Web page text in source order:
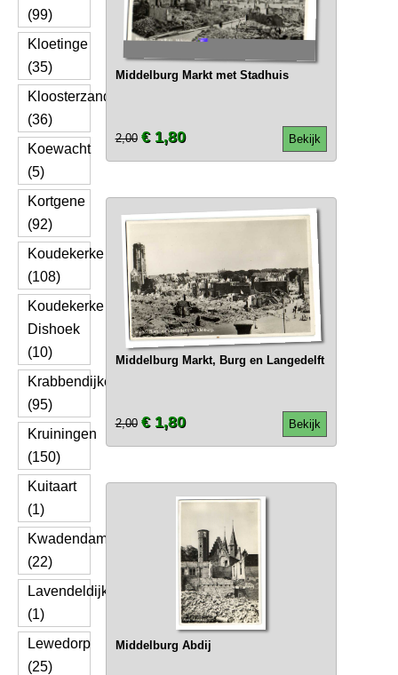
(99)
Kloetinge
(35)
Kloosterzande
(36)
Koewacht
(5)
Kortgene
(92)
Koudekerke
(108)
Koudekerke
Dishoek
(10)
Krabbendijke
(95)
Kruiningen
(150)
Kuitaart
(1)
Kwadendamme
(22)
Lavendeldijk
(1)
Lewedorp
(25)
Middelburg Markt met Stadhuis
Bekijk
2,00 € 1,80
Middelburg Markt, Burg en Langedelft
Bekijk
2,00 € 1,80
Middelburg Abdij